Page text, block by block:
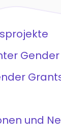
Gender
und